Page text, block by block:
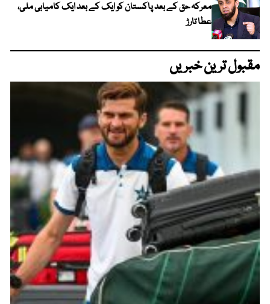
معرکہ حق کے بعد پاکستان کو ایک کے بعد ایک کامیابی ملی،
عطا تارڑ
مقبول ترین خبریں